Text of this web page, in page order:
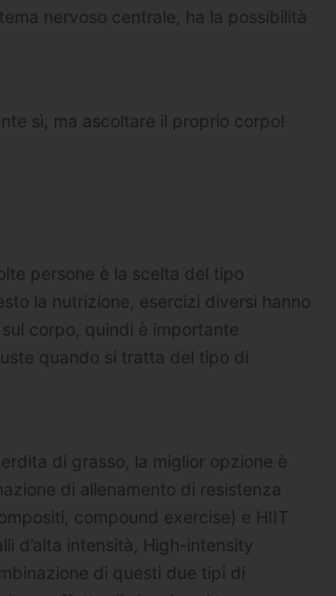
nervoso centrale, ha la possibilità
sì, ma ascoltare il proprio corpo!
persone è la scelta del tipo
la nutrizione, esercizi diversi hanno
corpo, quindi è importante
quando si tratta del tipo di
di grasso, la miglior opzione è
di allenamento di resistenza
compound exercise) e HIIT
d’alta intensità, High-intensity
di questi due tipi di